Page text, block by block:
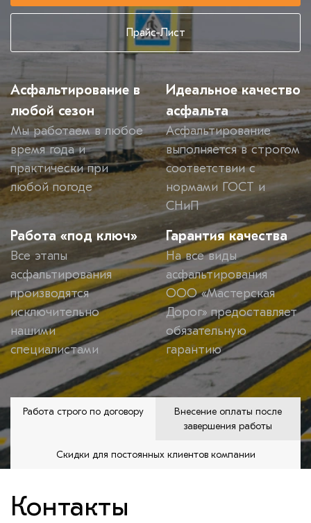
Прайс-Лист
Асфальтирование в
любой сезон
Мы работаем в любое
время года и
практически при
любой погоде
Идеальное качество
асфальта
Асфальтирование
выполняется в строгом
соответствии с
нормами ГОСТ и
СНиП
Работа «под ключ»
Все этапы
асфальтирования
производятся
исключительно
нашими
специалистами
Гарантия качества
На все виды
асфальтирования
ООО «Мастерская
Дорог» предоставляет
обязательную
гарантию
Работа строго по договору
Внесение оплаты после
завершения работы
Скидки для постоянных клиентов компании
Контакты